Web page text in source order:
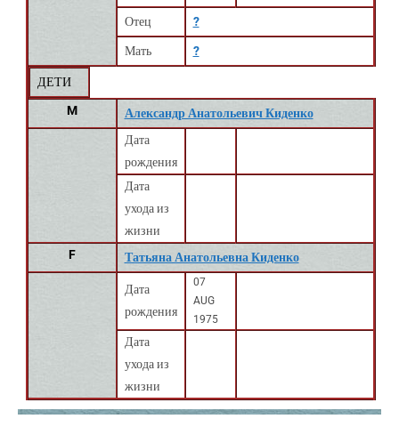
Отец ?
Мать ?
ДЕТИ
M
Александр Анатольевич Киденко
Дата
рождения
Дата
ухода из
жизни
F
Татьяна Анатольевна Киденко
Дата
рождения
07
AUG
1975
Дата
ухода из
жизни